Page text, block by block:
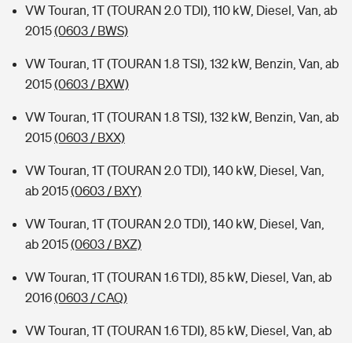
VW Touran, 1T (TOURAN 2.0 TDI), 110 kW, Diesel, Van, ab
2015(0603 / BWS)
VW Touran, 1T (TOURAN 1.8 TSI), 132 kW, Benzin, Van, ab
2015(0603 / BXW)
VW Touran, 1T (TOURAN 1.8 TSI), 132 kW, Benzin, Van, ab
2015(0603 / BXX)
VW Touran, 1T (TOURAN 2.0 TDI), 140 kW, Diesel, Van,
ab 2015(0603 / BXY)
VW Touran, 1T (TOURAN 2.0 TDI), 140 kW, Diesel, Van,
ab 2015(0603 / BXZ)
VW Touran, 1T (TOURAN 1.6 TDI), 85 kW, Diesel, Van, ab
2016(0603 / CAQ)
VW Touran, 1T (TOURAN 1.6 TDI), 85 kW, Diesel, Van, ab